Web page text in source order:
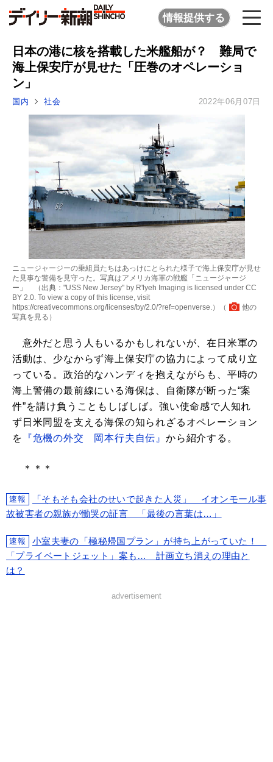
情報提供する
日本の港に核を搭載した米艦船が？ 難局で
海上保安庁が見せた「圧巻のオペレーショ
ン」
国内 社会 2022年06月07日
ニュージャージーの乗組員たちはあっけにとられた様子で海上保安庁が見せ
た見事な警備を見守った。写真はアメリカ海軍の戦艦「ニュージャージ
ー」 （出典："USS New Jersey" by R'lyeh Imaging is licensed under CC
BY 2.0. To view a copy of this license, visit
https://creativecommons.org/licenses/by/2.0/?ref=openverse.）（
他の
写真を見る ）
意外だと思う人もいるかもしれないが、在日米軍の
活動は、少なからず海上保安庁の協力によって成り立
っている。政治的なハンディを抱えながらも、平時の
海上警備の最前線にいる海保は、自衛隊が断った“案
件”を請け負うこともしばしば。強い使命感で人知れ
ず日米同盟を支える海保の知られざるオペレーション
を
『危機の外交 岡本行夫自伝』から紹介する。
＊＊＊
速報
「そもそも会社のせいで起きた人災」 イオンモール事
故被害者の親族が慟哭の証言 「最後の言葉は…」
速報
小室夫妻の「極秘帰国プラン」が持ち上がっていた！
「プライベートジェット」案も… 計画立ち消えの理由と
は？
advertisement